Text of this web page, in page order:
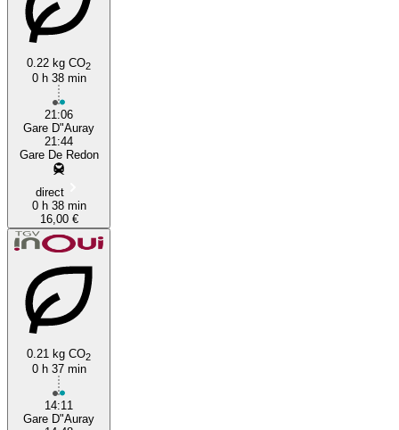
0.22 kg CO2
0 h 38 min
21:06
Gare D"Auray
21:44
Gare De Redon
direct
0 h 38 min
16,00 €
0.21 kg CO2
0 h 37 min
14:11
Gare D"Auray